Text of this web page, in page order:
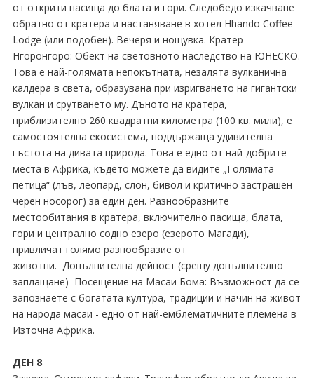
от открити пасища до блата и гори. Следобедо изкачване
обратно от кратера и настаняване в хотел Hhando Coffee
Lodge (или подобен). Вечеря и нощувка. Кратер
Нгоронгоро: Обект на световното наследство на ЮНЕСКО.
Това е най-голямата непокътната, незалята вулканична
калдера в света, образувана при изригването на гигантски
вулкан и срутването му. Дъното на кратера,
приблизително 260 квадратни километра (100 кв. мили), е
самостоятелна екосистема, поддържаща удивителна
гъстота на дивата природа. Това е едно от най-добрите
места в Африка, където можете да видите „Голямата
петица“ (лъв, леопард, слон, бивол и критично застрашен
черен носорог) за един ден. Разнообразните
местообитания в кратера, включително пасища, блата,
гори и централно содно езеро (езерото Магади),
привличат голямо разнообразие от
животни. Допълнителна дейност (срещу допълнително
заплащане) Посещение на Масаи Бома: Възможност да се
запознаете с богатата култура, традиции и начин на живот
на народа масаи - едно от най-емблематичните племена в
Източна Африка.
ДЕН 8